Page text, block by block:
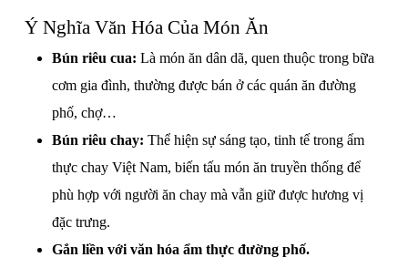
Ý Nghĩa Văn Hóa Của Món Ăn
Bún riêu cua: Là món ăn dân dã, quen thuộc trong bữa
cơm gia đình, thường được bán ở các quán ăn đường
phố, chợ…
Bún riêu chay: Thể hiện sự sáng tạo, tinh tế trong ẩm
thực chay Việt Nam, biến tấu món ăn truyền thống để
phù hợp với người ăn chay mà vẫn giữ được hương vị
đặc trưng.
Gắn liền với văn hóa ẩm thực đường phố.